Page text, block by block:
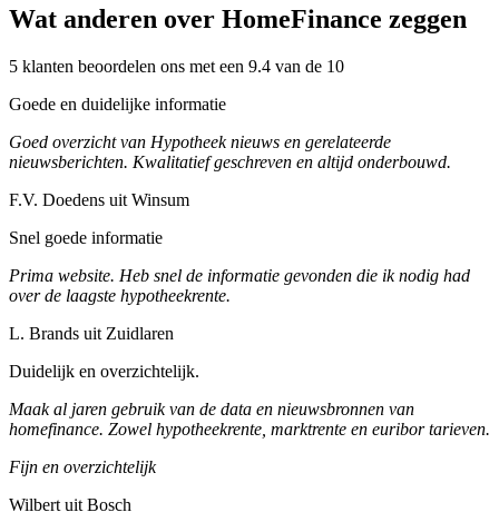
Wat anderen over HomeFinance zeggen
5 klanten beoordelen ons met een 9.4 van de 10
Goede en duidelijke informatie
Goed overzicht van Hypotheek nieuws en gerelateerde
nieuwsberichten. Kwalitatief geschreven en altijd onderbouwd.
F.V. Doedens uit Winsum
Snel goede informatie
Prima website. Heb snel de informatie gevonden die ik nodig had
over de laagste hypotheekrente.
L. Brands uit Zuidlaren
Duidelijk en overzichtelijk.
Maak al jaren gebruik van de data en nieuwsbronnen van
homefinance. Zowel hypotheekrente, marktrente en euribor tarieven.
Fijn en overzichtelijk
Wilbert uit Bosch